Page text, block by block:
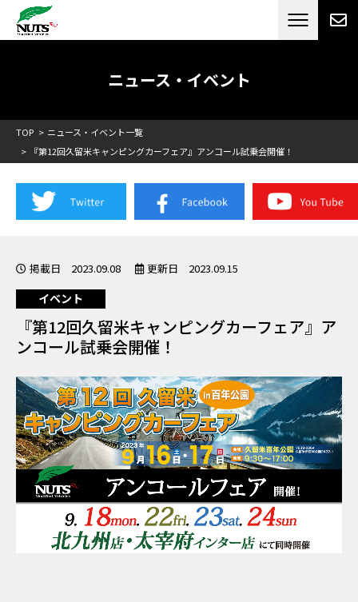
日本最大級のキャンピングカーメーカー
RV[テレビCM放送]
ニュース・イベント
TOP
ニュース・イベント一覧
『第12回久留米キャンピングカーフェア』アンコール試乗会開催！
掲載日 2023.09.08 更新日 2023.09.15
イベント
『第12回久留米キャンピングカーフェア』ア
ンコール試乗会開催！